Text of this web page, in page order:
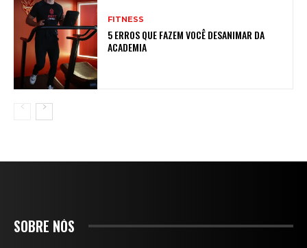
FITNESS
5 ERROS QUE FAZEM VOCÊ DESANIMAR DA
ACADEMIA
SOBRE NÓS